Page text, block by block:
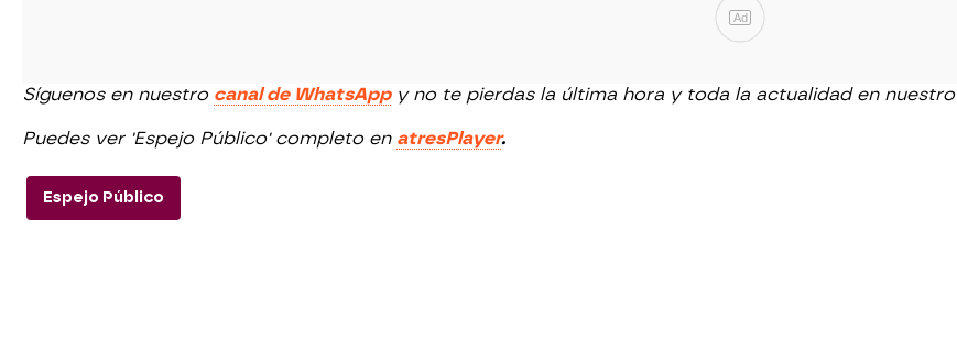
Ad
Síguenos en nuestro canal de WhatsAppy no te pierdas la última hora y toda la actualidad en nuestro
Puedes ver 'Espejo Público' completo en atresPlayer.
Espejo Público